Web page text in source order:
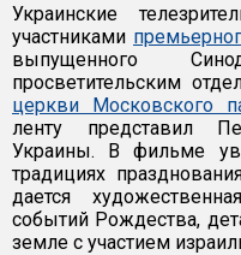
Украинские
участниками
выпущенного
просветительским
церкви Московского
ленту представил
Украины. В фильме
традициях
дается
событий Рождества,
земле с участием